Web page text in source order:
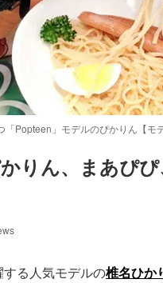
Popteen」モデルのぴかりん【モ
かりん、まあぴ
る人気モデルの椎名ひか